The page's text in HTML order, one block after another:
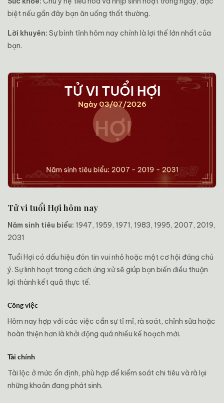
biệt nếu gần đây bạn ăn uống thất thường.
Lời khuyên: Sự bình tĩnh hôm nay chính là lợi thế lớn nhất của
bạn.
Tử vi tuổi Hợi hôm nay
Năm sinh tiêu biểu: 1947, 1959, 1971, 1983, 1995, 2007, 2019,
2031
Tuổi Hợi có dấu hiệu đón tin vui nhỏ hoặc một cơ hội đáng chú
ý. Sự linh hoạt trong cách ứng xử sẽ giúp bạn biến điều thuận
lợi thành kết quả thực tế.
Công việc
Hôm nay hợp với các việc cần sự tỉ mỉ, rà soát, chỉnh sửa hoặc
hoàn thiện hơn là khởi động quá nhiều kế hoạch mới.
Tài chính
Tài lộc ở mức ổn định, phù hợp để kiểm soát chi tiêu và rà lại
những khoản đang phát sinh.